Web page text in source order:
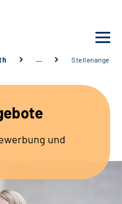
…
und